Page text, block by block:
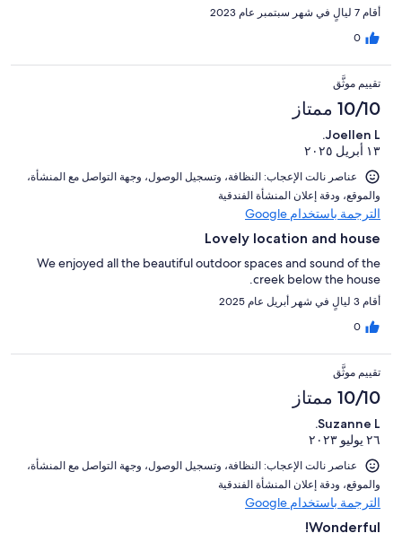
أقام 7 ليالٍ في شهر سبتمبر عام 2023
0
تقييم موثَّق
10/10 ممتاز
Joellen L.
١٣ أبريل ٢٠٢٥
عناصر نالت الإعجاب: ⁦النظافة⁩، و⁦تسجيل الوصول⁩، و⁦جهة التواصل مع المنشأة⁩،
و⁦الموقع⁩، و⁦دقة إعلان المنشأة الفندقية⁩
الترجمة باستخدام Google
Lovely location and house
We enjoyed all the beautiful outdoor spaces and sound of the
creek below the house.
أقام 3 ليالٍ في شهر أبريل عام 2025
0
تقييم موثَّق
10/10 ممتاز
Suzanne L.
٢٦ يوليو ٢٠٢٣
عناصر نالت الإعجاب: ⁦النظافة⁩، و⁦تسجيل الوصول⁩، و⁦جهة التواصل مع المنشأة⁩،
و⁦الموقع⁩، و⁦دقة إعلان المنشأة الفندقية⁩
الترجمة باستخدام Google
Wonderful!